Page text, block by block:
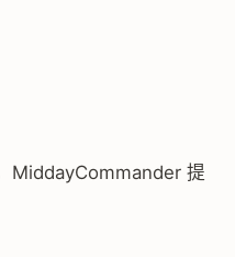
MiddayCommander 提